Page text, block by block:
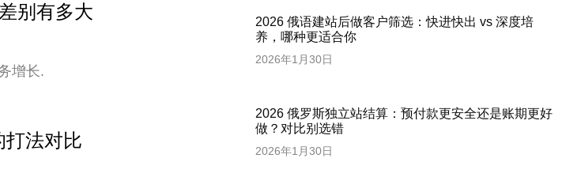
别有多大
增长.
打法对比
2026 俄语建站后做客户筛选：快进快出 vs 深度培
养，哪种更适合你
2026年1月30日
2026 俄罗斯独立站结算：预付款更安全还是账期更好
做？对比别选错
2026年1月30日